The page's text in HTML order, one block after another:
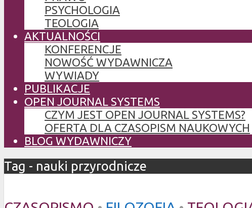
PSYCHOLOGIA
TEOLOGIA
AKTUALNOŚCI
KONFERENCJE
NOWOŚĆ WYDAWNICZA
WYWIADY
PUBLIKACJE
OPEN JOURNAL SYSTEMS
CZYM JEST OPEN JOURNAL SYSTEMS?
OFERTA DLA CZASOPISM NAUKOWYCH
BLOG WYDAWNICZY
Tag - nauki przyrodnicze